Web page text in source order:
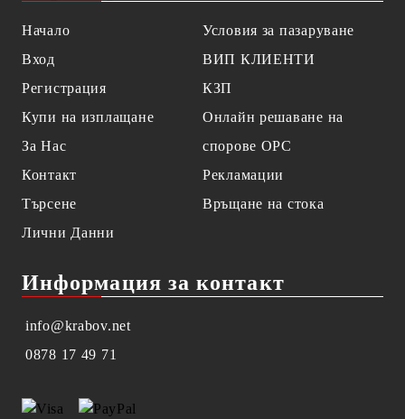
Начало
Вход
Регистрация
Купи на изплащане
За Нас
Контакт
Търсене
Лични Данни
Условия за пазаруване
ВИП КЛИЕНТИ
КЗП
Онлайн решаване на
спорове OPC
Рекламации
Връщане на стока
Информация за контакт
info@krabov.net
0878 17 49 71